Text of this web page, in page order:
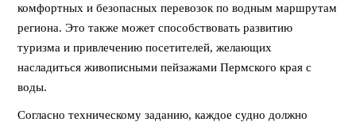
комфортных и безопасных перевозок по водным маршрутам
региона. Это также может способствовать развитию
туризма и привлечению посетителей, желающих
насладиться живописными пейзажами Пермского края с
воды.
Согласно техническому заданию, каждое судно должно